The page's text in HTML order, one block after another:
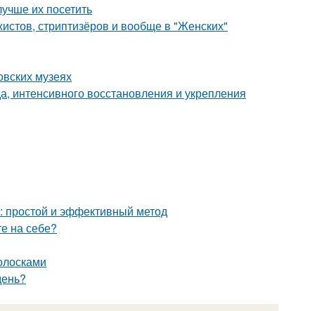
их посетить
стриптизёров и вообще в "Женских"
музеях
интенсивного восстановления и укрепления
простой и эффективный метод
на себе?